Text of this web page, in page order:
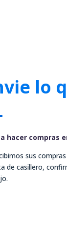
lo
hacer compras
sus
de casillero,